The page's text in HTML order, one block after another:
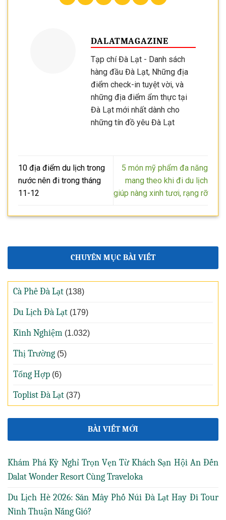
DALATMAGAZINE
Tạp chí Đà Lạt - Danh sách
hàng đầu Đà Lạt, Những địa
điểm check-in tuyệt vời, và
những địa điểm ẩm thực tại
Đà Lạt mới nhất dành cho
những tín đồ yêu Đà Lạt
10 địa điểm du lịch trong
nước nên đi trong tháng
11-12
5 món mỹ phẩm đa năng
mang theo khi đi du lịch
giúp nàng xinh tươi, rạng rỡ
CHUYÊN MỤC BÀI VIẾT
Cà Phê Đà Lạt (138)
Du Lịch Đà Lạt (179)
Kinh Nghiệm (1.032)
Thị Trường (5)
Tổng Hợp (6)
Toplist Đà Lạt (37)
BÀI VIẾT MỚI
Khám Phá Kỳ Nghỉ Trọn Vẹn Từ Khách Sạn Hội An Đến
Dalat Wonder Resort Cùng Traveloka
Du Lịch Hè 2026: Săn Mây Phố Núi Đà Lạt Hay Đi Tour
Ninh Thuận Nắng Gió?